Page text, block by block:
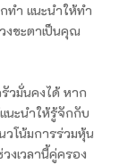
ทำ แนะนำให้ทำ
งชะตาเป็นคุณ
วมั่นคงได้ หาก
นะนำให้รู้จักกับ
โน้มการร่วมหุ้น
งเวลานี้คู่ครอง